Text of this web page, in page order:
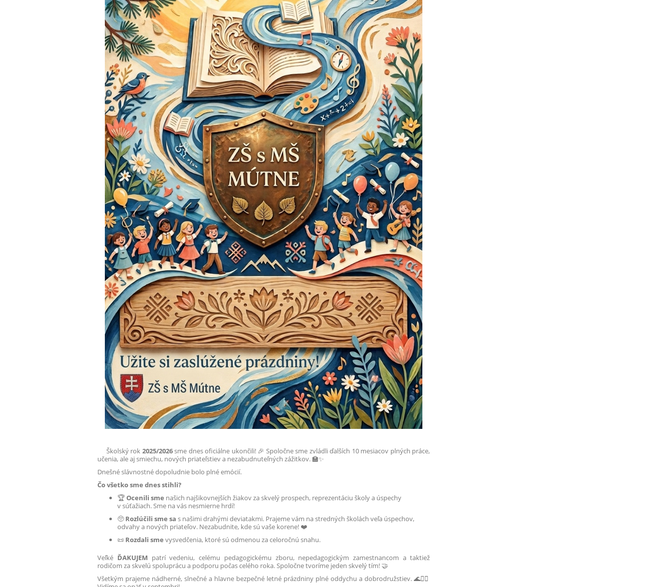
Školský rok 2025/2026sme dnes oficiálne ukončili! 🎉 Spoločne sme zvládli ďalších 10 mesiacov plných práce,
učenia, ale aj smiechu, nových priateľstiev a nezabudnuteľných zážitkov. 🏫✨
Dnešné slávnostné dopoludnie bolo plné emócií.
Čo všetko sme dnes stihli?
🏆Ocenili sme našich najšikovnejších žiakov za skvelý prospech, reprezentáciu školy a úspechy
v súťažiach. Sme na vás nesmierne hrdí!
🥺Rozlúčili sme sa s našimi drahými deviatakmi. Prajeme vám na stredných školách veľa úspechov,
odvahy a nových priateľov. Nezabudnite, kde sú vaše korene! ❤️
📜 Rozdali sme vysvedčenia, ktoré sú odmenou za celoročnú snahu.
Veľké ĎAKUJEM patrí vedeniu, celému pedagogickému zboru, nepedagogickým zamestnancom a taktiež
rodičom za skvelú spoluprácu a podporu počas celého roka. Spoločne tvoríme jeden skvelý tím! 🤝
Všetkým prajeme nádherné, slnečné a hlavne bezpečné letné prázdniny plné oddychu a dobrodružstiev. 🌊🚴‍♂️